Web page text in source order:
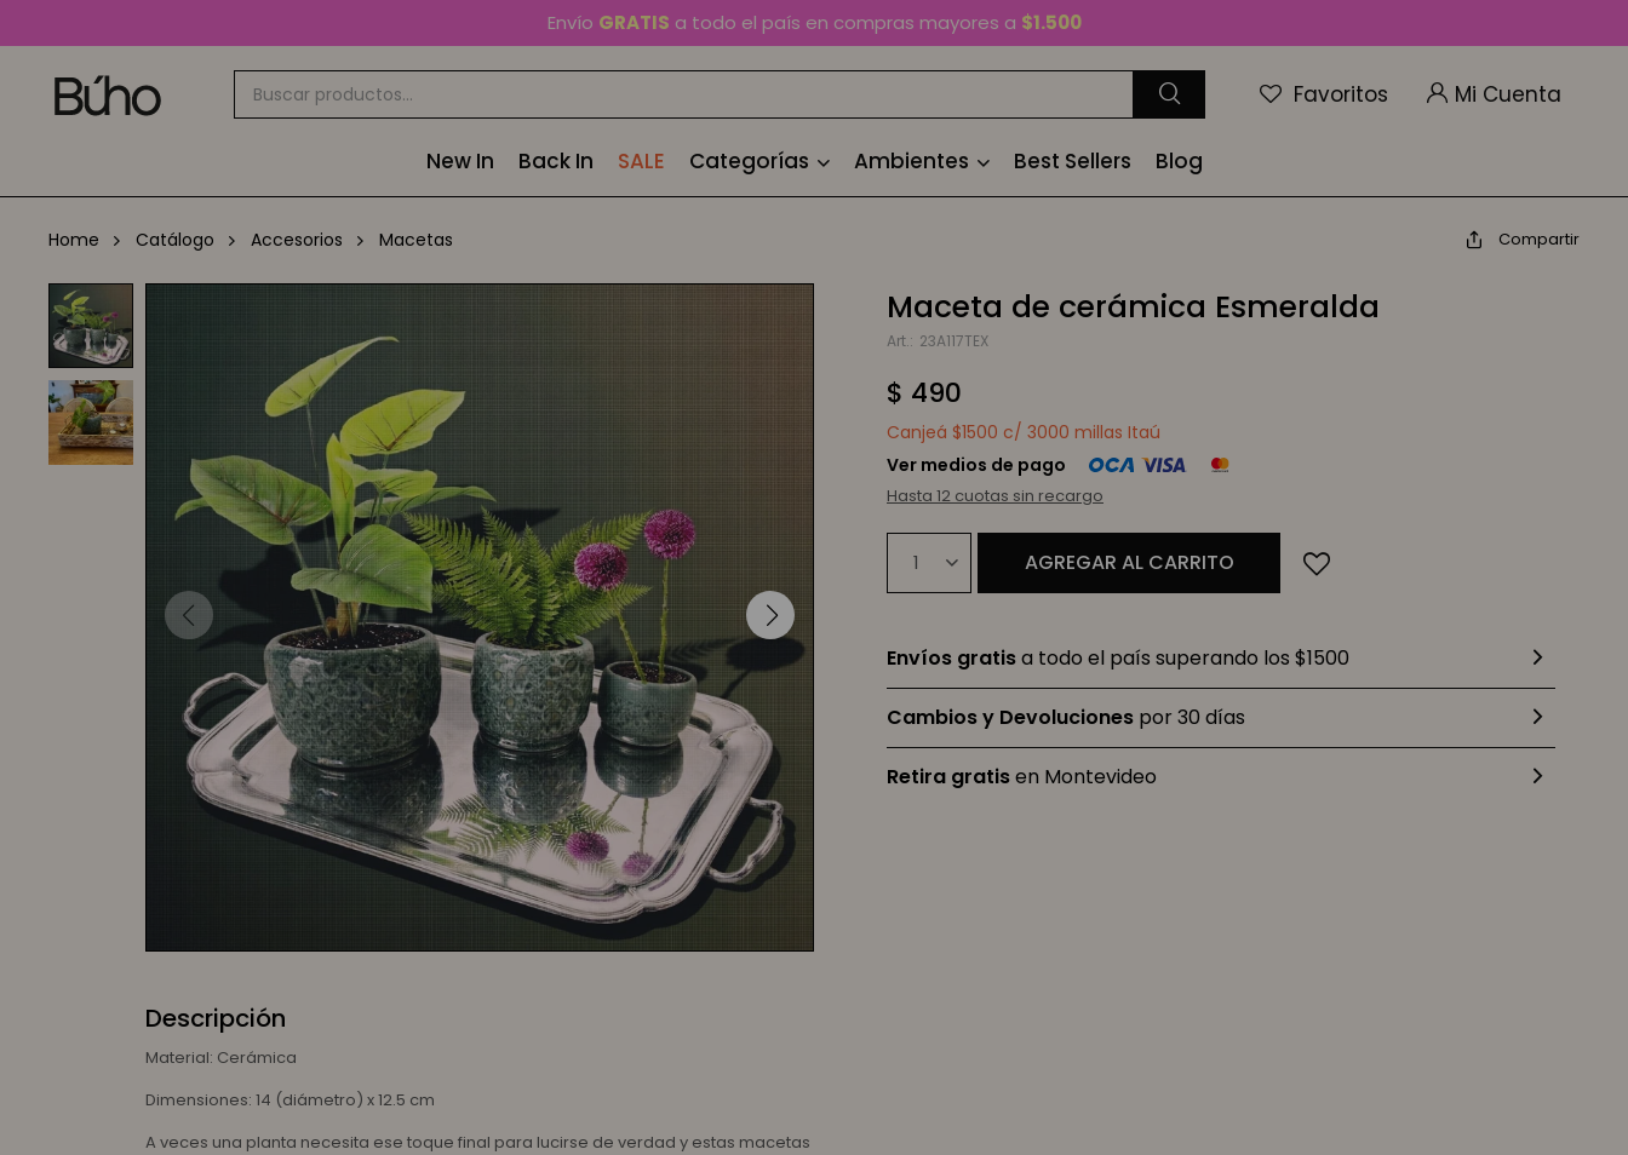
En Montevideo, envío en 2 horas disponible
Cambios y devoluciones gratispor 30 días
EnvíoGRATISa todo el país en compras mayores a$1.500
New In Back In SALE Categorías Ambientes Best Sellers Blog
Favoritos
Home Catálogo Accesorios Macetas Compartir
Maceta de cerámica Esmeralda
23A117TEX
$ 490
Canjeá $1500 c/ 3000 millas Itaú
Ver medios de pago
Hasta 12 cuotas sin recargo
1 AGREGAR AL CARRITO
Envíos gratisa todo el país superando los $1500
Cambios y Devoluciones por 30 días
Retira gratisen Montevideo
Descripción
Material: Cerámica
Dimensiones: 14 (diámetro) x 12.5 cm
A veces una planta necesita ese toque final para lucirse de verdad y estas macetas